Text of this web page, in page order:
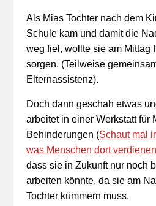
Als Mias Tochter nach dem
Schule kam und damit die
weg fiel, wollte sie am Mittag
sorgen. (Teilweise
Elternassistenz).
Doch dann geschah etwas
arbeitet in einer Werkstatt für
Behinderungen (Schaut mal
was Menschen dort
dass sie in Zukunft nur noch
arbeiten könnte, da sie am
Tochter kümmern muss.